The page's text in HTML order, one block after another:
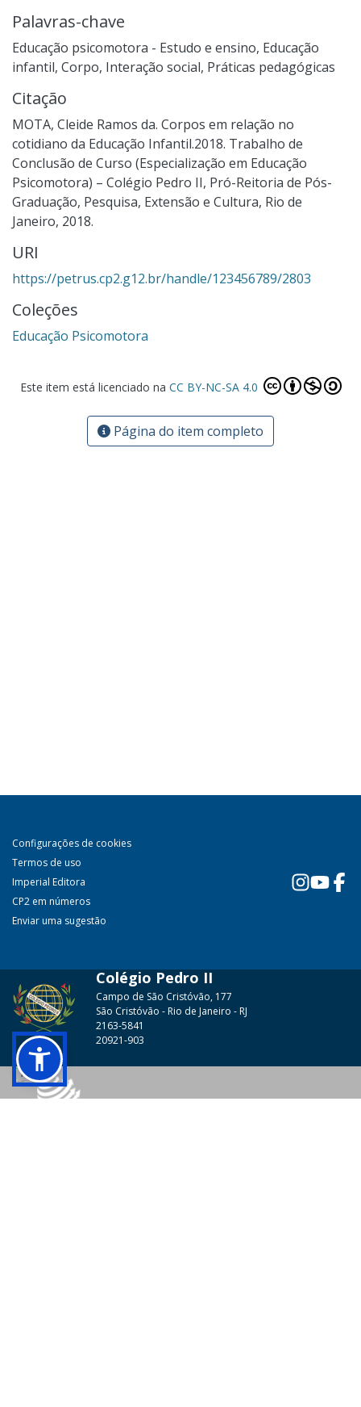
Palavras-chave
Educação psicomotora - Estudo e ensino, Educação
infantil, Corpo, Interação social, Práticas pedagógicas
Citação
MOTA, Cleide Ramos da. Corpos em relação no
cotidiano da Educação Infantil.2018. Trabalho de
Conclusão de Curso (Especialização em Educação
Psicomotora) – Colégio Pedro II, Pró-Reitoria de Pós-
Graduação, Pesquisa, Extensão e Cultura, Rio de
Janeiro, 2018.
URI
https://petrus.cp2.g12.br/handle/123456789/2803
Coleções
Educação Psicomotora
Este item está licenciado na CC BY-NC-SA 4.0
Página do item completo
Configurações de cookies
Termos de uso
Imperial Editora
CP2 em números
Enviar uma sugestão
Colégio Pedro II
Campo de São Cristóvão, 177
São Cristóvão - Rio de Janeiro - RJ
2163-5841
20921-903